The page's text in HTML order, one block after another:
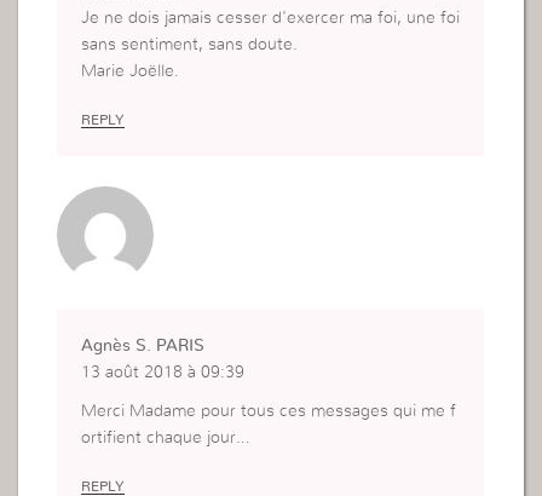
Je ne dois jamais cesser d’exercer ma foi, une foi
sans sentiment, sans doute.
Marie Joëlle.
REPLY
Agnès S. PARIS
13 août 2018 à 09:39
Merci Madame pour tous ces messages qui me f
ortifient chaque jour…
REPLY